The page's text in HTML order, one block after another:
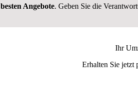
besten Angebote. Geben Sie die
Ihr
Erhalten Sie jetzt